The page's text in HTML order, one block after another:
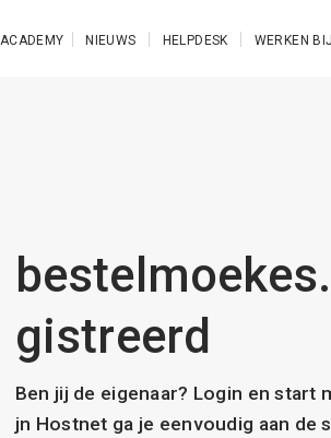
ACADEMY NIEUWS HELPDESK WERKEN BIJ
gistreerd
Ben jij de eigenaar? Login en start
jn Hostnet ga je eenvoudig aan de